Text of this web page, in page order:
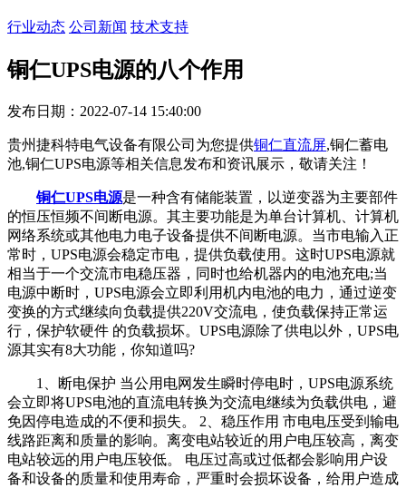
行业动态 公司新闻 技术支持
铜仁UPS电源的八个作用
发布日期：2022-07-14 15:40:00
贵州捷科特电气设备有限公司为您提供铜仁直流屏,铜仁蓄电
池,铜仁UPS电源等相关信息发布和资讯展示，敬请关注！
铜仁UPS电源是一种含有储能装置，以逆变器为主要部件
的恒压恒频不间断电源。其主要功能是为单台计算机、计算机
网络系统或其他电力电子设备提供不间断电源。当市电输入正
常时，UPS电源会稳定市电，提供负载使用。这时UPS电源就
相当于一个交流市电稳压器，同时也给机器内的电池充电;当
电源中断时，UPS电源会立即利用机内电池的电力，通过逆变
变换的方式继续向负载提供220V交流电，使负载保持正常运
行，保护软硬件 的负载损坏。UPS电源除了供电以外，UPS电
源其实有8大功能，你知道吗?
1、断电保护 当公用电网发生瞬时停电时，UPS电源系统
会立即将UPS电池的直流电转换为交流电继续为负载供电，避
免因停电造成的不便和损失。 2、稳压作用 市电电压受到输电
线路距离和质量的影响。离变电站较近的用户电压较高，离变
电站较远的用户电压较低。 电压过高或过低都会影响用户设
备和设备的质量和使用寿命，严重时会损坏设备，给用户造成